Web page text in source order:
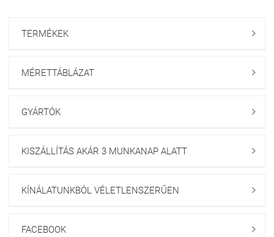
TERMÉKEK 
MÉRETTÁBLÁZAT 
GYÁRTÓK 
KISZÁLLÍTÁS AKÁR 3 MUNKANAP ALATT 
KÍNÁLATUNKBÓL VÉLETLENSZERŰEN 
FACEBOOK 